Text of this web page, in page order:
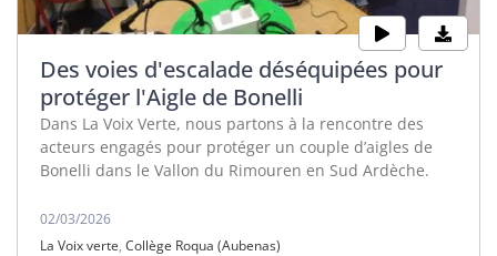
Des voies d'escalade déséquipées pour
protéger l'Aigle de Bonelli
Dans La Voix Verte, nous partons à la rencontre des
acteurs engagés pour protéger un couple d’aigles de
Bonelli dans le Vallon du Rimouren en Sud Ardèche.
02/03/2026
La Voix verte, Collège Roqua (Aubenas)